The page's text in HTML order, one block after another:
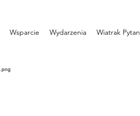
Wsparcie Wydarzenia Wiatrak Pytan